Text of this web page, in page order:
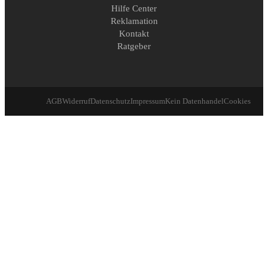
Hilfe Center
Reklamation
Kontakt
Ratgeber
AGBWiderrufDatenschutzImpressumKein DatenhandelCookies